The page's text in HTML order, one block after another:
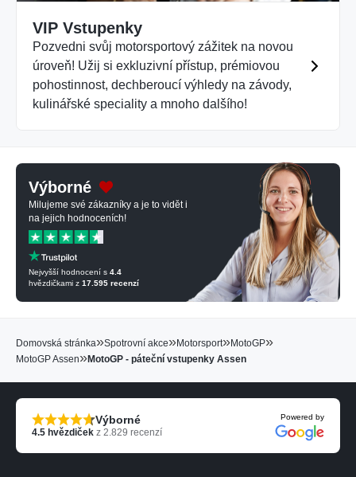
VIP Vstupenky
Pozvedni svůj motorsportový zážitek na novou
úroveň! Užij si exkluzivní přístup, prémiovou
pohostinnost, dechberoucí výhledy na závody,
kulinářské speciality a mnoho dalšího!
Výborné
Milujeme své zákazníky a je to vidět i
na jejich hodnoceních!
Nejvyšší hodnocení s 4.4
hvězdičkami z 17.595 recenzí
Domovská stránka»Spotrovní akce»Motorsport»MotoGP»
MotoGP Assen»MotoGP - páteční vstupenky Assen
Výborné
4.5 hvězdiček z 2.829 recenzí
Powered by